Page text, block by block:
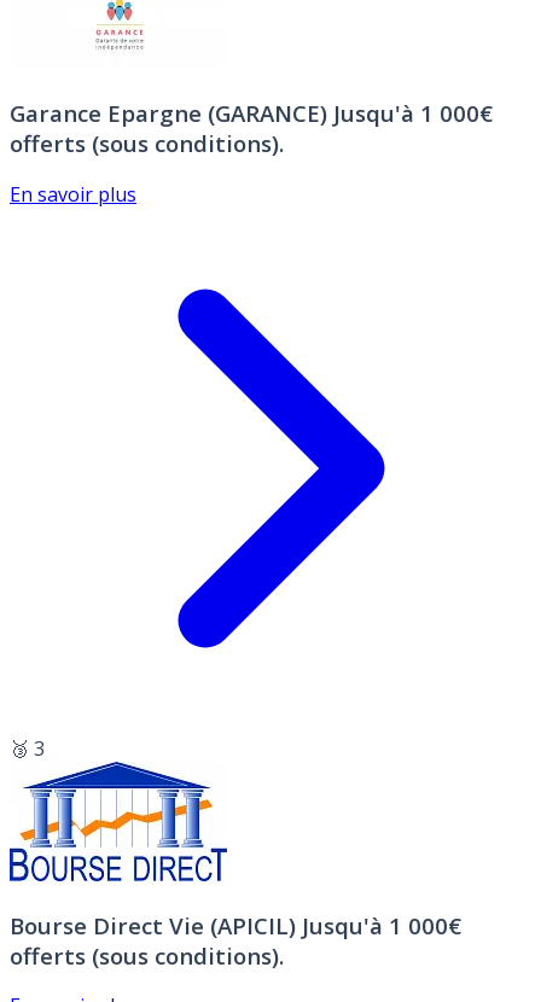
Garance Epargne (GARANCE) Jusqu'à 1 000€
offerts (sous conditions).
En savoir plus
🥉 3
Bourse Direct Vie (APICIL) Jusqu'à 1 000€
offerts (sous conditions).